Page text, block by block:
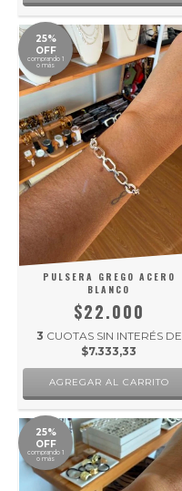
25%
OFF
comprando 1
o más
PULSERA GREGO ACERO
BLANCO
$22.000
3 CUOTAS SIN INTERÉS DE
$7.333,33
25%
OFF
comprando 1
o más